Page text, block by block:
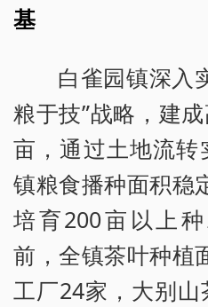
基
白雀园镇深入
粮于技”战略，建
亩，通过土地流
镇粮食播种面积稳
培育200亩以上
前，全镇茶叶种植
工厂24家，大别